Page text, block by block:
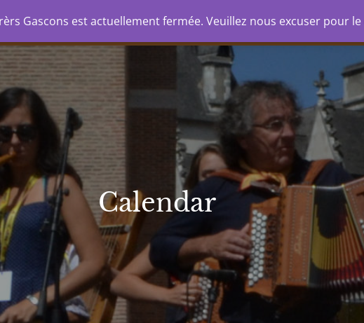
Formation Groupes/spectacles Studio
Calendar
Gascons est actuellement fermée. Veuillez nous excuser pour